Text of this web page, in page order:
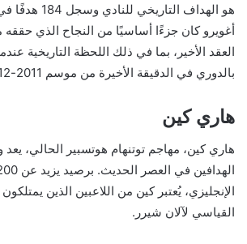
هو الهداف
أغويرو كان جزءًا أساسيًا من النجاح الذي
العقد الأخير، بما في ذلك اللحظة التاريخية
بالدوري في الدقيقة الأخيرة من موسم 2011-2012.
هاري كين
هاري كين، مهاجم توتنهام هوتسبير الحالي، يعد
الإنجليزي، يُعتبر كين من اللاعبين الذين
القياسي لآلان شيرر.